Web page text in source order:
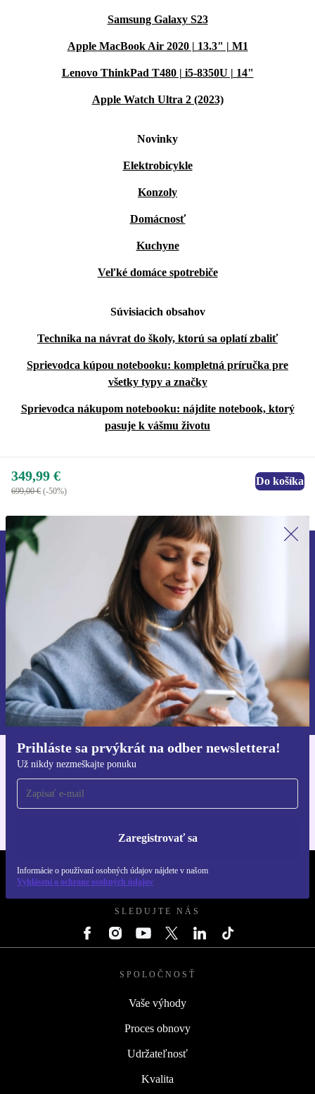
Samsung Galaxy S23
Apple MacBook Air 2020 | 13.3" | M1
Lenovo ThinkPad T480 | i5-8350U | 14"
Apple Watch Ultra 2 (2023)
Novinky
Elektrobicykle
Konzoly
Domácnosť
Kuchyne
Veľké domáce spotrebiče
Súvisiacich obsahov
Technika na návrat do školy, ktorú sa oplatí zbaliť
Sprievodca kúpou notebooku: kompletná príručka pre
všetky typy a značky
Sprievodca nákupom notebooku: nájdite notebook, ktorý
pasuje k vášmu životu
349,99 €
699,00 € (-50%)
Do košíka
Prihláste sa prvýkrát na odber newslettera!
Už nikdy nezmeškajte ponuku
Zaregistrovať sa
Informácie o používaní osobných údajov nájdete v našom
Vyhlásení o ochrane osobných údajov
Prihláste sa prvýkrát na newsletter!
Už nikdy nezmeškajte ponuku.
Zaregistrovať sa
Informácie o používaní osobných údajov nájdete v našich
Zásadách ochrany osobných údajov.
Získajte aplikáciu refurbed
Pre iOS a Android
REFURBED SLOVENSKO – RETHINK NEW.
SLEDUJTE NÁS
SPOLOČNOSŤ
Vaše výhody
Proces obnovy
Udržateľnosť
Kvalita